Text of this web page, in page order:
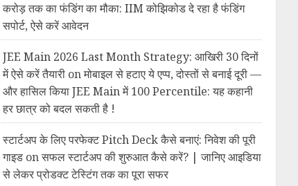
करोड़ तक का फंडिंग का मौका: IIM कोझिकोड दे रहा है फंडिंग
सपोर्ट, ऐसे करें आवेदन
JEE Main 2026 Last Month Strategy: आखिरी 30 दिनों
में ऐसे करें तैयारी onमोबाइल से हटाए ये एप्प, दोस्तों से बनाई दूरी —
और हासिल किया JEE Main में 100 Percentile: यह कहानी
हर छात्र को बदल सकती है !
स्टार्टअप के लिए परफेक्ट Pitch Deck कैसे बनाएं: निवेश की पूरी
गाइड onसफल स्टार्टअप की शुरुआत कैसे करें? | जानिए आइडिया
से लेकर प्रोडक्ट टेस्टिंग तक का पूरा सफर